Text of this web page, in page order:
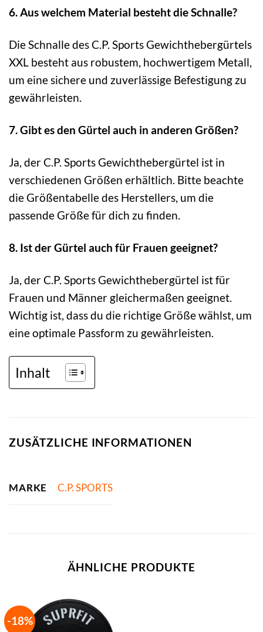
6. Aus welchem Material besteht die Schnalle?
Die Schnalle des C.P. Sports Gewichthebergürtels
XXL besteht aus robustem, hochwertigem Metall,
um eine sichere und zuverlässige Befestigung zu
gewährleisten.
7. Gibt es den Gürtel auch in anderen Größen?
Ja, der C.P. Sports Gewichthebergürtel ist in
verschiedenen Größen erhältlich. Bitte beachte
die Größentabelle des Herstellers, um die
passende Größe für dich zu finden.
8. Ist der Gürtel auch für Frauen geeignet?
Ja, der C.P. Sports Gewichthebergürtel ist für
Frauen und Männer gleichermaßen geeignet.
Wichtig ist, dass du die richtige Größe wählst, um
eine optimale Passform zu gewährleisten.
Inhalt
ZUSÄTZLICHE INFORMATIONEN
MARKE C.P. SPORTS
ÄHNLICHE PRODUKTE
-18%